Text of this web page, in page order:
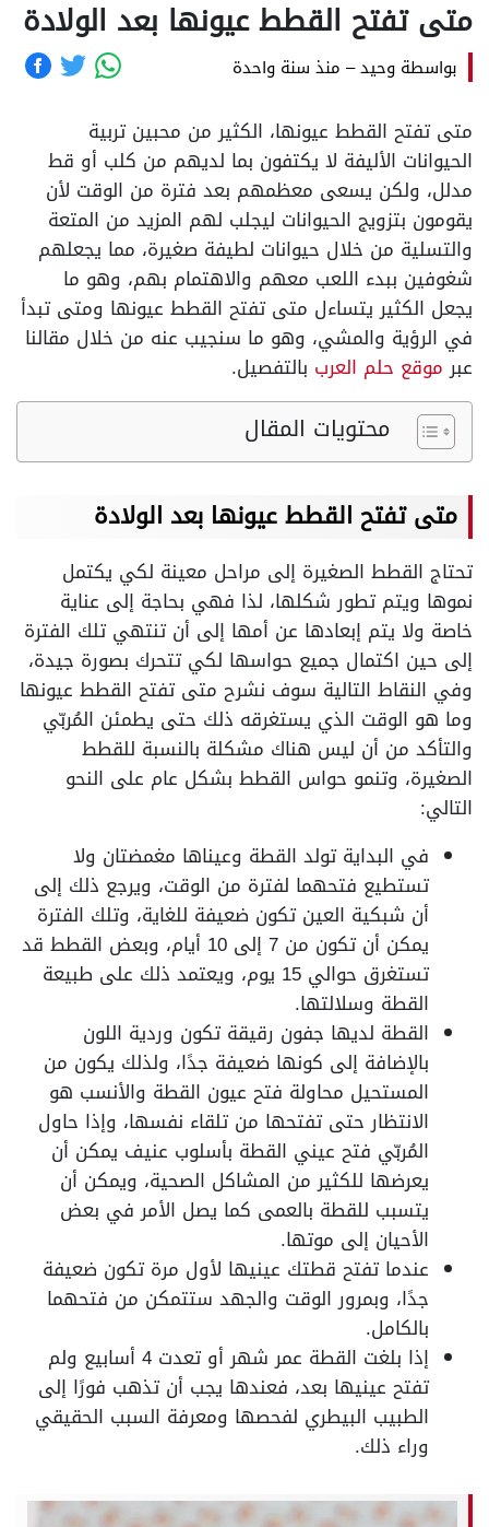
متى تفتح القطط عيونها بعد الولادة
بواسطة وحيد– منذ سنة واحدة
متى تفتح القطط عيونها، الكثير من محبين تربية
الحيوانات الأليفة لا يكتفون بما لديهم من كلب أو قط
مدلل، ولكن يسعى معظمهم بعد فترة من الوقت لأن
يقومون بتزويج الحيوانات ليجلب لهم المزيد من المتعة
والتسلية من خلال حيوانات لطيفة صغيرة، مما يجعلهم
شغوفين ببدء اللعب معهم والاهتمام بهم، وهو ما
يجعل الكثير يتساءل متى تفتح القطط عيونها ومتى تبدأ
في الرؤية والمشي، وهو ما سنجيب عنه من خلال مقالنا
عبرموقع حلم العرب بالتفصيل.
محتويات المقال
متى تفتح القطط عيونها بعد الولادة
تحتاج القطط الصغيرة إلى مراحل معينة لكي يكتمل
نموها ويتم تطور شكلها، لذا فهي بحاجة إلى عناية
خاصة ولا يتم إبعادها عن أمها إلى أن تنتهي تلك الفترة
إلى حين اكتمال جميع حواسها لكي تتحرك بصورة جيدة،
وفي النقاط التالية سوف نشرح متى تفتح القطط عيونها
وما هو الوقت الذي يستغرقه ذلك حتى يطمئن المُربّي
والتأكد من أن ليس هناك مشكلة بالنسبة للقطط
الصغيرة، وتنمو حواس القطط بشكل عام على النحو
التالي:
في البداية تولد القطة وعيناها مغمضتان ولا
تستطيع فتحهما لفترة من الوقت، ويرجع ذلك إلى
أن شبكية العين تكون ضعيفة للغاية، وتلك الفترة
يمكن أن تكون من 7 إلى 10 أيام، وبعض القطط قد
تستغرق حوالي 15 يوم، ويعتمد ذلك على طبيعة
القطة وسلالتها.
القطة لديها جفون رقيقة تكون وردية اللون
بالإضافة إلى كونها ضعيفة جدًا، ولذلك يكون من
المستحيل محاولة فتح عيون القطة والأنسب هو
الانتظار حتى تفتحها من تلقاء نفسها، وإذا حاول
المُربّي فتح عيني القطة بأسلوب عنيف يمكن أن
يعرضها للكثير من المشاكل الصحية، ويمكن أن
يتسبب للقطة بالعمى كما يصل الأمر في بعض
الأحيان إلى موتها.
عندما تفتح قطتك عينيها لأول مرة تكون ضعيفة
جدًا، وبمرور الوقت والجهد ستتمكن من فتحهما
بالكامل.
إذا بلغت القطة عمر شهر أو تعدت 4 أسابيع ولم
تفتح عينيها بعد، فعندها يجب أن تذهب فورًا إلى
الطبيب البيطري لفحصها ومعرفة السبب الحقيقي
وراء ذلك.